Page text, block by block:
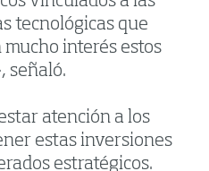
tecnológicas que
interés estos
señaló.
atención a los
estas inversiones
estratégicos.